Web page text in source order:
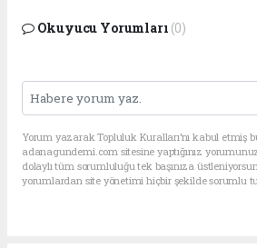
Okuyucu Yorumları (0)
Yorum yazarak Topluluk Kuralları’nı kabul etmiş
adanagundemi.com sitesine yaptığınız
dolaylı tüm sorumluluğu tek başınıza
yorumlardan site yönetimi hiçbir şekilde sorumlu